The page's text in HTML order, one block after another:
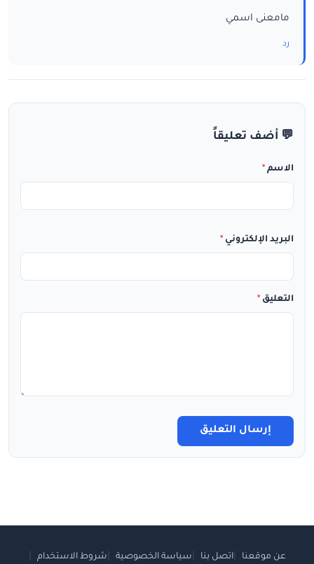
مامعنى اسمي
رد
💬 أضف تعليقاً
الاسم *
البريد الإلكتروني *
التعليق *
إرسال التعليق
عن موقعنا اتصل بنا سياسة الخصوصية شروط الاستخدام